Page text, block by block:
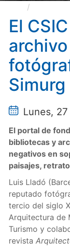
El
Simurg
Lunes,
El portal de
bibliotecas y
negativos en
paisajes,
Luis Lladó
reputado
tercio del siglo
Arquitectura de
Turismo y
revista